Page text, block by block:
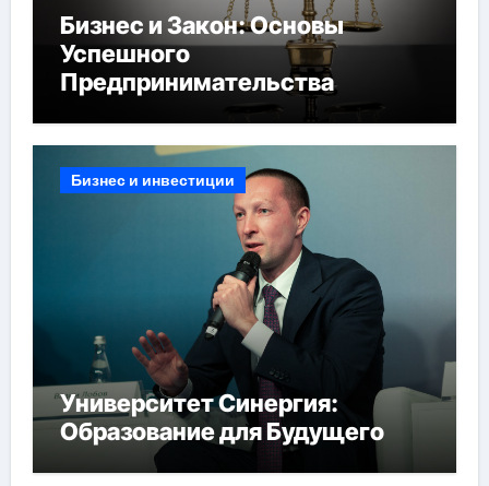
Бизнес и Закон: Основы
Успешного
Предпринимательства
Бизнес и инвестиции
Университет Синергия:
Образование для Будущего